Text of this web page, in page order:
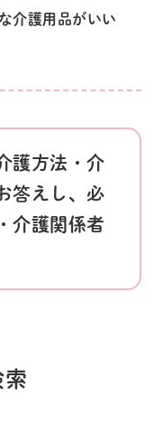
介護用品がいい
護方法・介
答えし、必
介護関係者
索